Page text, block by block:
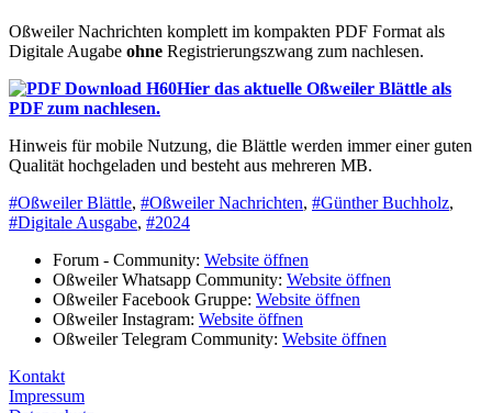
Oßweiler Nachrichten komplett im kompakten PDF Format als
Digitale Augabe ohne Registrierungszwang zum nachlesen.
Hier das aktuelle Oßweiler Blättle als
PDF zum nachlesen.
Hinweis für mobile Nutzung, die Blättle werden immer einer guten
Qualität hochgeladen und besteht aus mehreren MB.
#Oßweiler Blättle, #Oßweiler Nachrichten, #Günther Buchholz,
#Digitale Ausgabe, #2024
Forum - Community: Website öffnen
Oßweiler Whatsapp Community: Website öffnen
Oßweiler Facebook Gruppe: Website öffnen
Oßweiler Instagram: Website öffnen
Oßweiler Telegram Community: Website öffnen
Kontakt
Impressum